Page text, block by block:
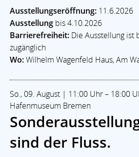
Ausstellungseröffnung: 11.6.2026
Ausstellung bis 4.10.2026
Barrierefreiheit: Die Ausstellung ist
zugänglich
Wo:Wilhelm Wagenfeld Haus, Am
So., 09. August | 11:00 Uhr – 18:00
Hafenmuseum Bremen
sind der Fluss.